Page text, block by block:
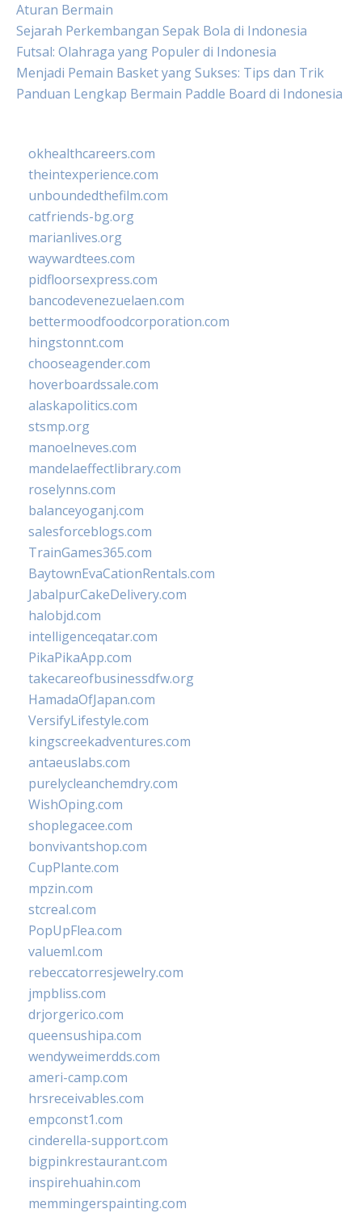
Aturan Bermain
Sejarah Perkembangan Sepak Bola di Indonesia
Futsal: Olahraga yang Populer di Indonesia
Menjadi Pemain Basket yang Sukses: Tips dan Trik
Panduan Lengkap Bermain Paddle Board di Indonesia
okhealthcareers.com
theintexperience.com
unboundedthefilm.com
catfriends-bg.org
marianlives.org
waywardtees.com
pidfloorsexpress.com
bancodevenezuelaen.com
bettermoodfoodcorporation.com
hingstonnt.com
chooseagender.com
hoverboardssale.com
alaskapolitics.com
stsmp.org
manoelneves.com
mandelaeffectlibrary.com
roselynns.com
balanceyoganj.com
salesforceblogs.com
TrainGames365.com
BaytownEvaCationRentals.com
JabalpurCakeDelivery.com
halobjd.com
intelligenceqatar.com
PikaPikaApp.com
takecareofbusinessdfw.org
HamadaOfJapan.com
VersifyLifestyle.com
kingscreekadventures.com
antaeuslabs.com
purelycleanchemdry.com
WishOping.com
shoplegacee.com
bonvivantshop.com
CupPlante.com
mpzin.com
stcreal.com
PopUpFlea.com
valueml.com
rebeccatorresjewelry.com
jmpbliss.com
drjorgerico.com
queensushipa.com
wendyweimerdds.com
ameri-camp.com
hrsreceivables.com
empconst1.com
cinderella-support.com
bigpinkrestaurant.com
inspirehuahin.com
memmingerspainting.com